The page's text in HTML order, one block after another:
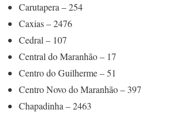
Carutapera – 254
Caxias – 2476
Cedral – 107
Central do Maranhão – 17
Centro do Guilherme – 51
Centro Novo do Maranhão – 397
Chapadinha – 2463